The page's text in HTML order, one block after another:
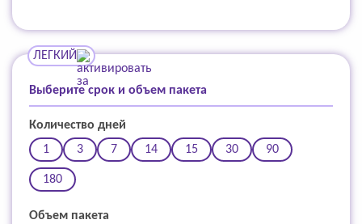
ЛЕГКИЙ
Выберите срок и объем пакета
Количество дней
1
3 7 14 15 30 90
180
Объем пакета